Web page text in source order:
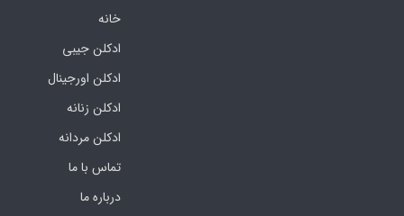
خانه
ادکلن جیبی
ادکلن اورجینال
ادکلن زنانه
ادکلن مردانه
تماس با ما
درباره ما